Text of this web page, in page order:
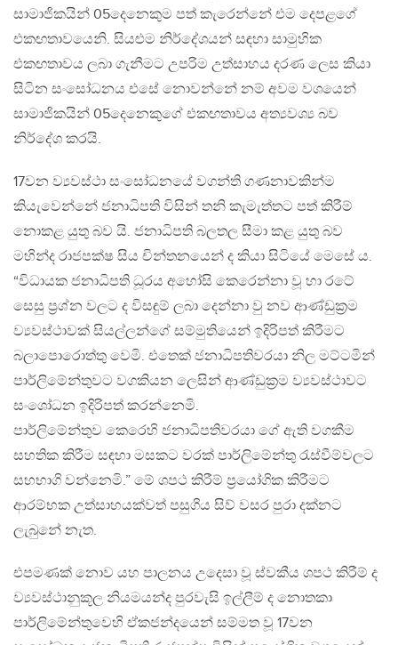
සාමාජිකයින් 05දෙනෙකුම පත් කැරෙන්නේ එම දෙපළගේ
එකඟතාවයෙනි. සියළුම නිර්දේශයන් සඳහා සාමුහික
එකඟතාවය ලබා ගැනීමට උපරිම උත්සාහය දරණ ලෙස කියා
සිටින සංසෝධනය එසේ නොවන්නේ නම් අවම වශයෙන්
සාමාජිකයින් 05දෙනෙකුගේ එකඟතාවය අත්‍යවශ්‍ය බව
නිර්දේශ කරයි.
17වන ව්‍යවස්ථා සංසෝධනයේ වගන්ති ගණනාවකින්ම
කියැවෙන්නේ ජනාධිපති විසින් තනි කැමැත්තට පත් කිරීම්
නොකළ යුතු බව යි. ජනාධිපති බලතල සීමා කළ යුතු බව
මහින්ද රාජපක්ෂ සිය චින්තනයෙන් ද කියා සිටියේ මෙසේ ය.
“විධායක ජනාධිපති ධූරය අහෝසි කෙරෙන්නා වූ හා රටේ
සෙසු ප්‍රශ්න වලට ද විසඳුම් ලබා දෙන්නා වු නව ආණ්ඩුක්‍රම
ව්‍යවස්ථාවක් සියල්ලන්ගේ සම්මුතියෙන් ඉදිරිපත් කිරීමට
බලාපොරොත්තු වෙමි. එතෙක් ජනාධිපතිවරයා නිල මට්ටමින්
පාර්ලිමේන්තුවට වගකියන ලෙසින් ආණ්ඩුක්‍රම ව්‍යවස්ථාවට
සංශෝධන ඉදිරිපත් කරන්නෙමි.
පාර්ලිමේන්තුව කෙරෙහි ජනාධිපතිවරයා ගේ ඇති වගකීම
සහතික කිරීම සඳහා මසකට වරක් පාර්ලිමේන්තු රැස්වීම්වලට
සහභාගි වන්නෙමි.” මේ ශපථ කිරීම් ප්‍රයෝගික කිරීමට
ආරම්භක උත්සාහයක්වත් පසුගිය සිව් වසර පුරා දක්නට
ලැබුනේ නැත.
එපමණක් නොව යහ පාලනය උදෙසා වූ ස්වකීය ශපථ කිරීම් ද
ව්‍යවස්ථානුකූල නියමයන්ද පුරවැසි ඉල්ලීම් ද නොතකා
පාර්ලිමේන්තුවෙහි ඒකජන්දයෙන් සම්මත වූ 17වන